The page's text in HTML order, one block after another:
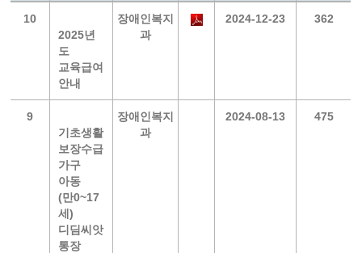
10
2025년
도
교육급여
안내
장애인복지
과
2024-12-23 362
9
기초생활
보장수급
가구
아동
(만0~17
세)
디딤씨앗
통장
장애인복지
과
2024-08-13 475